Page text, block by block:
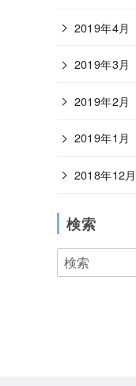
2019年4月
2019年3月
2019年2月
2019年1月
2018年12月
検索